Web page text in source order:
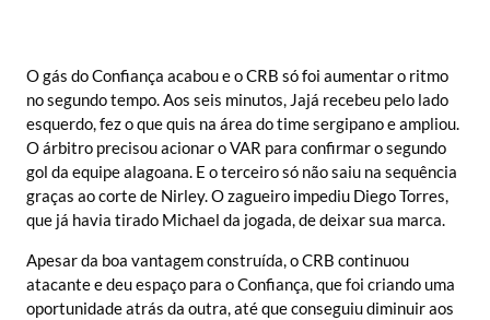
O gás do Confiança acabou e o CRB só foi aumentar o ritmo
no segundo tempo. Aos seis minutos, Jajá recebeu pelo lado
esquerdo, fez o que quis na área do time sergipano e ampliou.
O árbitro precisou acionar o VAR para confirmar o segundo
gol da equipe alagoana. E o terceiro só não saiu na sequência
graças ao corte de Nirley. O zagueiro impediu Diego Torres,
que já havia tirado Michael da jogada, de deixar sua marca.
Apesar da boa vantagem construída, o CRB continuou
atacante e deu espaço para o Confiança, que foi criando uma
oportunidade atrás da outra, até que conseguiu diminuir aos